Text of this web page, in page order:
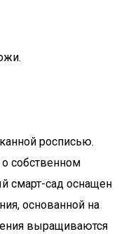
росписью.
собственном
смарт-сад оснащен
основанной на
выращиваются